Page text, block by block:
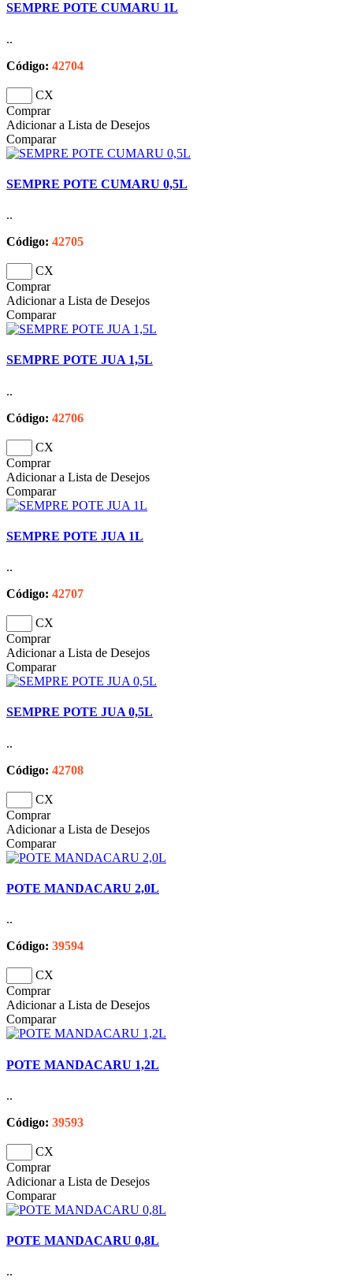
SEMPRE POTE CUMARU 1L
..
Código: 42704
CX
Comprar
Adicionar a Lista de Desejos
Comparar
SEMPRE POTE CUMARU 0,5L
..
Código: 42705
CX
Comprar
Adicionar a Lista de Desejos
Comparar
SEMPRE POTE JUA 1,5L
..
Código: 42706
CX
Comprar
Adicionar a Lista de Desejos
Comparar
SEMPRE POTE JUA 1L
..
Código: 42707
CX
Comprar
Adicionar a Lista de Desejos
Comparar
SEMPRE POTE JUA 0,5L
..
Código: 42708
CX
Comprar
Adicionar a Lista de Desejos
Comparar
POTE MANDACARU 2,0L
..
Código: 39594
CX
Comprar
Adicionar a Lista de Desejos
Comparar
POTE MANDACARU 1,2L
..
Código: 39593
CX
Comprar
Adicionar a Lista de Desejos
Comparar
POTE MANDACARU 0,8L
..